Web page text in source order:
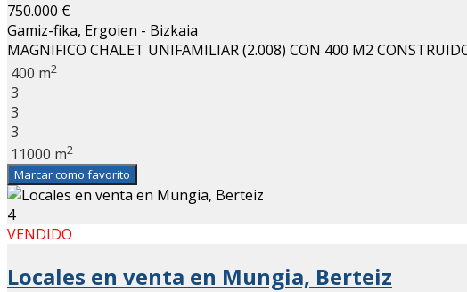
750.000 €
Gamiz-fika, Ergoien - Bizkaia
MAGNIFICO CHALET UNIFAMILIAR (2.008) CON 400 M2
400 m2
3
3
3
11000 m2
Marcar como favorito
4
VENDIDO
Locales en venta en Mungia, Berteiz